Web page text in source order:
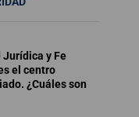
Jurídica y Fe
el centro
¿Cuáles son